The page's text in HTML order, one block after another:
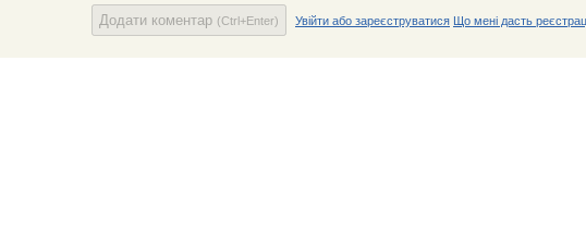
Додати коментар (Ctrl+Enter) Увійти або зареєструватися Що мені дасть